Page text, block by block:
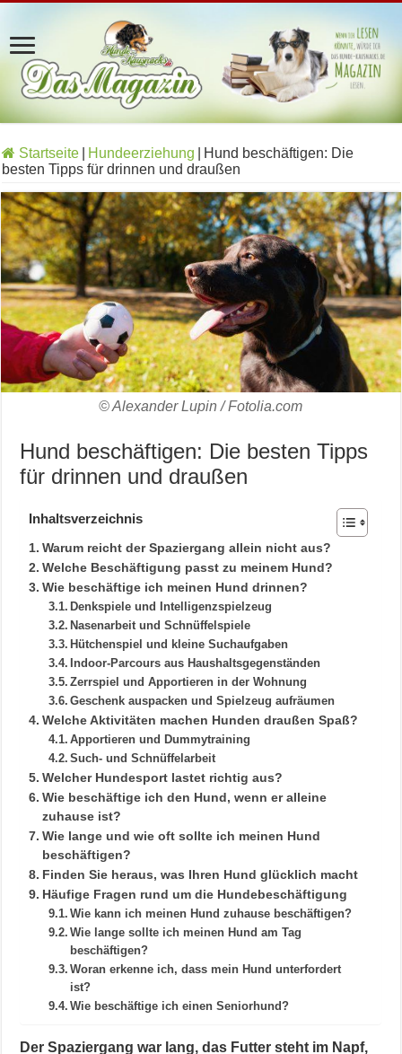
Startseite Hundeerziehung
Hund beschäftigen: Die
besten Tipps für drinnen und draußen
© Alexander Lupin / Fotolia.com
Hund beschäftigen: Die besten Tipps
für drinnen und draußen
Inhaltsverzeichnis
Warum reicht der Spaziergang allein nicht aus?
Welche Beschäftigung passt zu meinem Hund?
Wie beschäftige ich meinen Hund drinnen?
Denkspiele und Intelligenzspielzeug
Nasenarbeit und Schnüffelspiele
Hütchenspiel und kleine Suchaufgaben
Indoor-Parcours aus Haushaltsgegenständen
Zerrspiel und Apportieren in der Wohnung
Geschenk auspacken und Spielzeug aufräumen
Welche Aktivitäten machen Hunden draußen Spaß?
Apportieren und Dummytraining
Such- und Schnüffelarbeit
Welcher Hundesport lastet richtig aus?
Wie beschäftige ich den Hund, wenn er alleine
zuhause ist?
Wie lange und wie oft sollte ich meinen Hund
beschäftigen?
Finden Sie heraus, was Ihren Hund glücklich macht
Häufige Fragen rund um die Hundebeschäftigung
Wie kann ich meinen Hund zuhause beschäftigen?
Wie lange sollte ich meinen Hund am Tag
beschäftigen?
Woran erkenne ich, dass mein Hund unterfordert
ist?
Wie beschäftige ich einen Seniorhund?
Der Spaziergang war lang, das Futter steht im Napf,